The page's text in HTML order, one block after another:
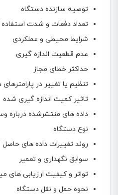
توصیه سازنده دستگاه
تعداد دفعات و شدت استفاده
شرایط محیطی و عملکردی
عدم قطعیت اندازه گیری
حداکثر خطای مجاز
تنظیم یا تغییر در
تاثیر کمیت اندازه گیری شده
داده های منتشرشده درباره
نوع دستگاه
روند تغییرات داده های حاصل
سوابق نگهداری و تعمیر
تواتر و کیفیت ارزیابی های
نحوه حمل و نقل دستگاه